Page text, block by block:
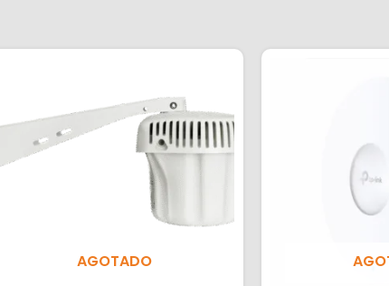
AGOTADO